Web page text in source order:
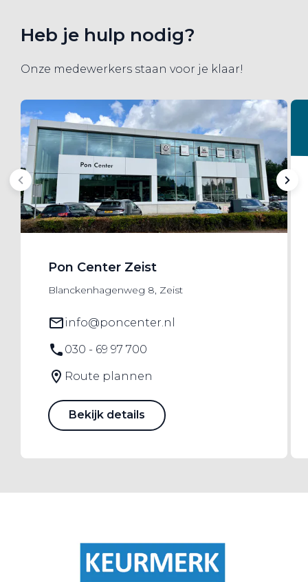
Heb je hulp nodig?
Onze medewerkers staan voor je klaar!
Pon Center Zeist
Blanckenhagenweg 8, Zeist
info@poncenter.nl
030 - 69 97 700
Route plannen
Bekijk details